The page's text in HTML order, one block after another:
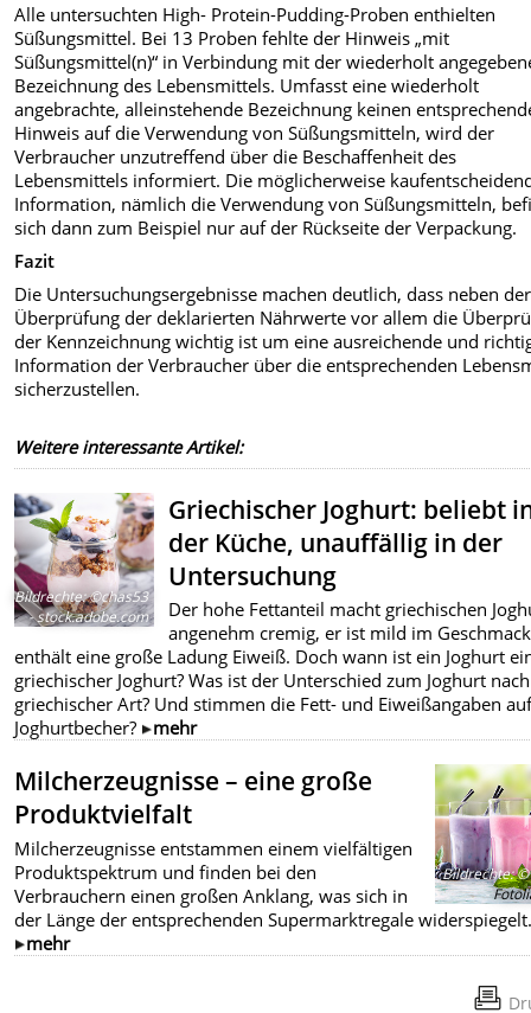
Alle untersuchten High- Protein-Pudding-Proben enthielten
Süßungsmittel. Bei 13 Proben fehlte der Hinweis „mit
Süßungsmittel(n)“ in Verbindung mit der wiederholt
Bezeichnung des Lebensmittels. Umfasst eine wiederholt
angebrachte, alleinstehende Bezeichnung keinen
Hinweis auf die Verwendung von Süßungsmitteln, wird der
Verbraucher unzutreffend über die Beschaffenheit des
Lebensmittels informiert. Die möglicherweise
Information, nämlich die Verwendung von Süßungsmitteln,
sich dann zum Beispiel nur auf der Rückseite der Verpackung.
Fazit
Die Untersuchungsergebnisse machen deutlich, dass neben der
Überprüfung der deklarierten Nährwerte vor allem die
der Kennzeichnung wichtig ist um eine ausreichende und
Information der Verbraucher über die entsprechenden
sicherzustellen.
Weitere interessante Artikel:
Bildrechte:©chas53
- stock.adobe.com
Griechischer Joghurt: beliebt
der Küche, unauffällig in der
Untersuchung
Der hohe Fettanteil macht griechischen
angenehm cremig, er ist mild im
enthält eine große Ladung Eiweiß. Doch wann ist ein Joghurt
griechischer Joghurt? Was ist der Unterschied zum Joghurt nach
griechischer Art? Und stimmen die Fett- und Eiweißangaben
Joghurtbecher?
mehr
Bildrechte:©
-
Milcherzeugnisse – eine große
Produktvielfalt
Milcherzeugnisse entstammen einem vielfältigen
Produktspektrum und finden bei den
Verbrauchern einen großen Anklang, was sich in
der Länge der entsprechenden Supermarktregale
mehr